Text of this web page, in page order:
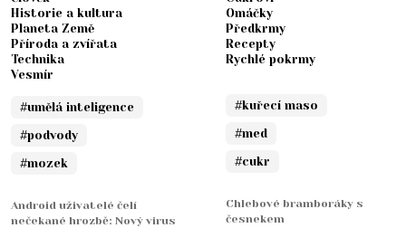
Historie a kultura
Planeta Země
Příroda a zvířata
Technika
Vesmír
#umělá inteligence
#podvody
#mozek
Android uživatelé čelí
nečekané hrozbě: Nový virus
Omáčky
Předkrmy
Recepty
Rychlé pokrmy
#kuřecí maso
#med
#cukr
Chlebové bramboráky s
česnekem